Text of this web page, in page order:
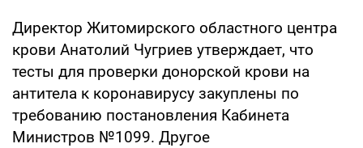
Директор Житомирского областного центра
крови Анатолий Чугриев утверждает, что
тесты для проверки донорской крови на
антитела к коронавирусу закуплены по
требованию постановления Кабинета
Министров №1099. Другое